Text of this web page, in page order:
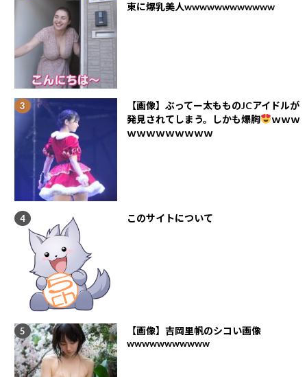
東に爆乳美人wwwwwwwwwwww
【画像】ぶってー太もものJCアイドルが
発見されてしまう。しかも爆胸
ｗｗｗ
ｗｗｗｗｗｗｗｗｗ
このサイトについて
【画像】吉岡里帆のシコい画像
wwwwwwwwwww